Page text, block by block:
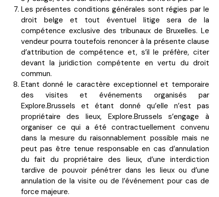
Les présentes conditions générales sont régies par le
droit belge et tout éventuel litige sera de la
compétence exclusive des tribunaux de Bruxelles. Le
vendeur pourra toutefois renoncer à la présente clause
d’attribution de compétence et, s’il le préfère, citer
devant la juridiction compétente en vertu du droit
commun.
Etant donné le caractère exceptionnel et temporaire
des visites et événements organisés par
Explore.Brussels et étant donné qu’elle n’est pas
propriétaire des lieux, Explore.Brussels s’engage à
organiser ce qui a été contractuellement convenu
dans la mesure du raisonnablement possible mais ne
peut pas être tenue responsable en cas d’annulation
du fait du propriétaire des lieux, d’une interdiction
tardive de pouvoir pénétrer dans les lieux ou d’une
annulation de la visite ou de l’événement pour cas de
force majeure.